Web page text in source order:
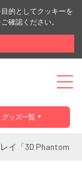
的としてクッキーを
ご確認ください。
グッズ一覧
イ「3D Phantom